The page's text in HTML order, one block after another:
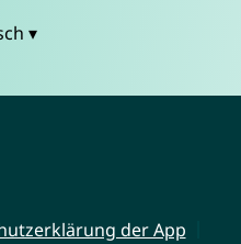
▾
der App